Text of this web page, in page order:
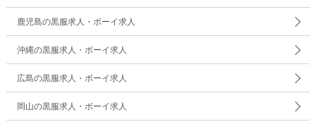
鹿児島の黒服求人・ボーイ求人
沖縄の黒服求人・ボーイ求人
広島の黒服求人・ボーイ求人
岡山の黒服求人・ボーイ求人